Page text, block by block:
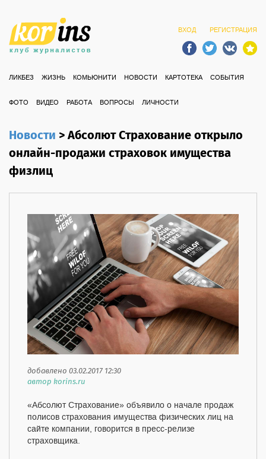
ВХОД РЕГИСТРАЦИЯ
ЛИКБЕЗ ЖИЗНЬ КОМЬЮНИТИ НОВОСТИ КАРТОТЕКА СОБЫТИЯ
ФОТО ВИДЕО РАБОТА ВОПРОСЫ ЛИЧНОСТИ
Новости>Абсолют Страхование открыло
онлайн-продажи страховок имущества
физлиц
добавлено 03.02.2017 12:30
автор korins.ru
«Абсолют Страхование» объявило о начале продаж
полисов страхования имущества физических лиц на
сайте компании, говорится в пресс-релизе
страховщика.